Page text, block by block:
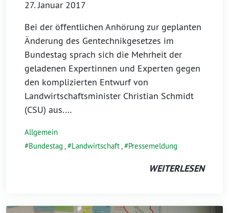
27. Januar 2017
Bei der öffentlichen Anhörung zur geplanten
Änderung des Gentechnikgesetzes im
Bundestag sprach sich die Mehrheit der
geladenen Expertinnen und Experten gegen
den komplizierten Entwurf von
Landwirtschaftsminister Christian Schmidt
(CSU) aus.…
Allgemein
Bundestag , Landwirtschaft, Pressemeldung
WEITERLESEN